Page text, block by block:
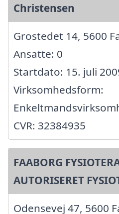
Christensen
Grostedet 14, 5600
Ansatte: 0
Startdato: 15. juli
Virksomhedsform:
CVR: 32384935
FAABORG
AUTORISERET
Odensevej 47, 5600